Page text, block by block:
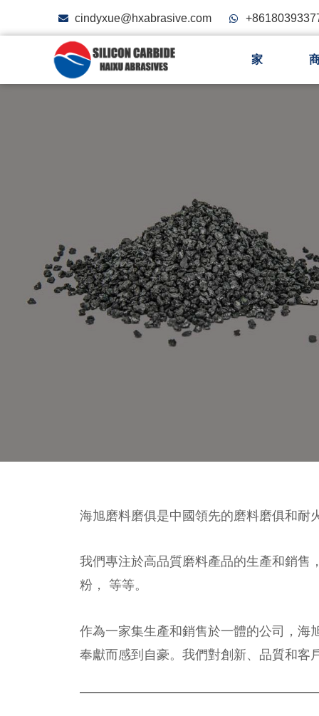
cindyxue@hxabrasive.com
家
海旭磨料磨俱是中國領先的磨料磨俱和耐
我們專注於高品質磨料產品的生產和銷售
粉， 等等。
作為一家集生產和銷售於一體的公司，海
奉獻而感到自豪。我們對創新、品質和客